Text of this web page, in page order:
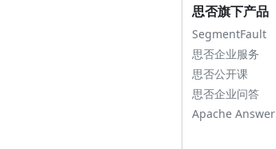
思否旗下产品
SegmentFault
思否企业服务
思否公开课
思否企业问答
Apache Answer